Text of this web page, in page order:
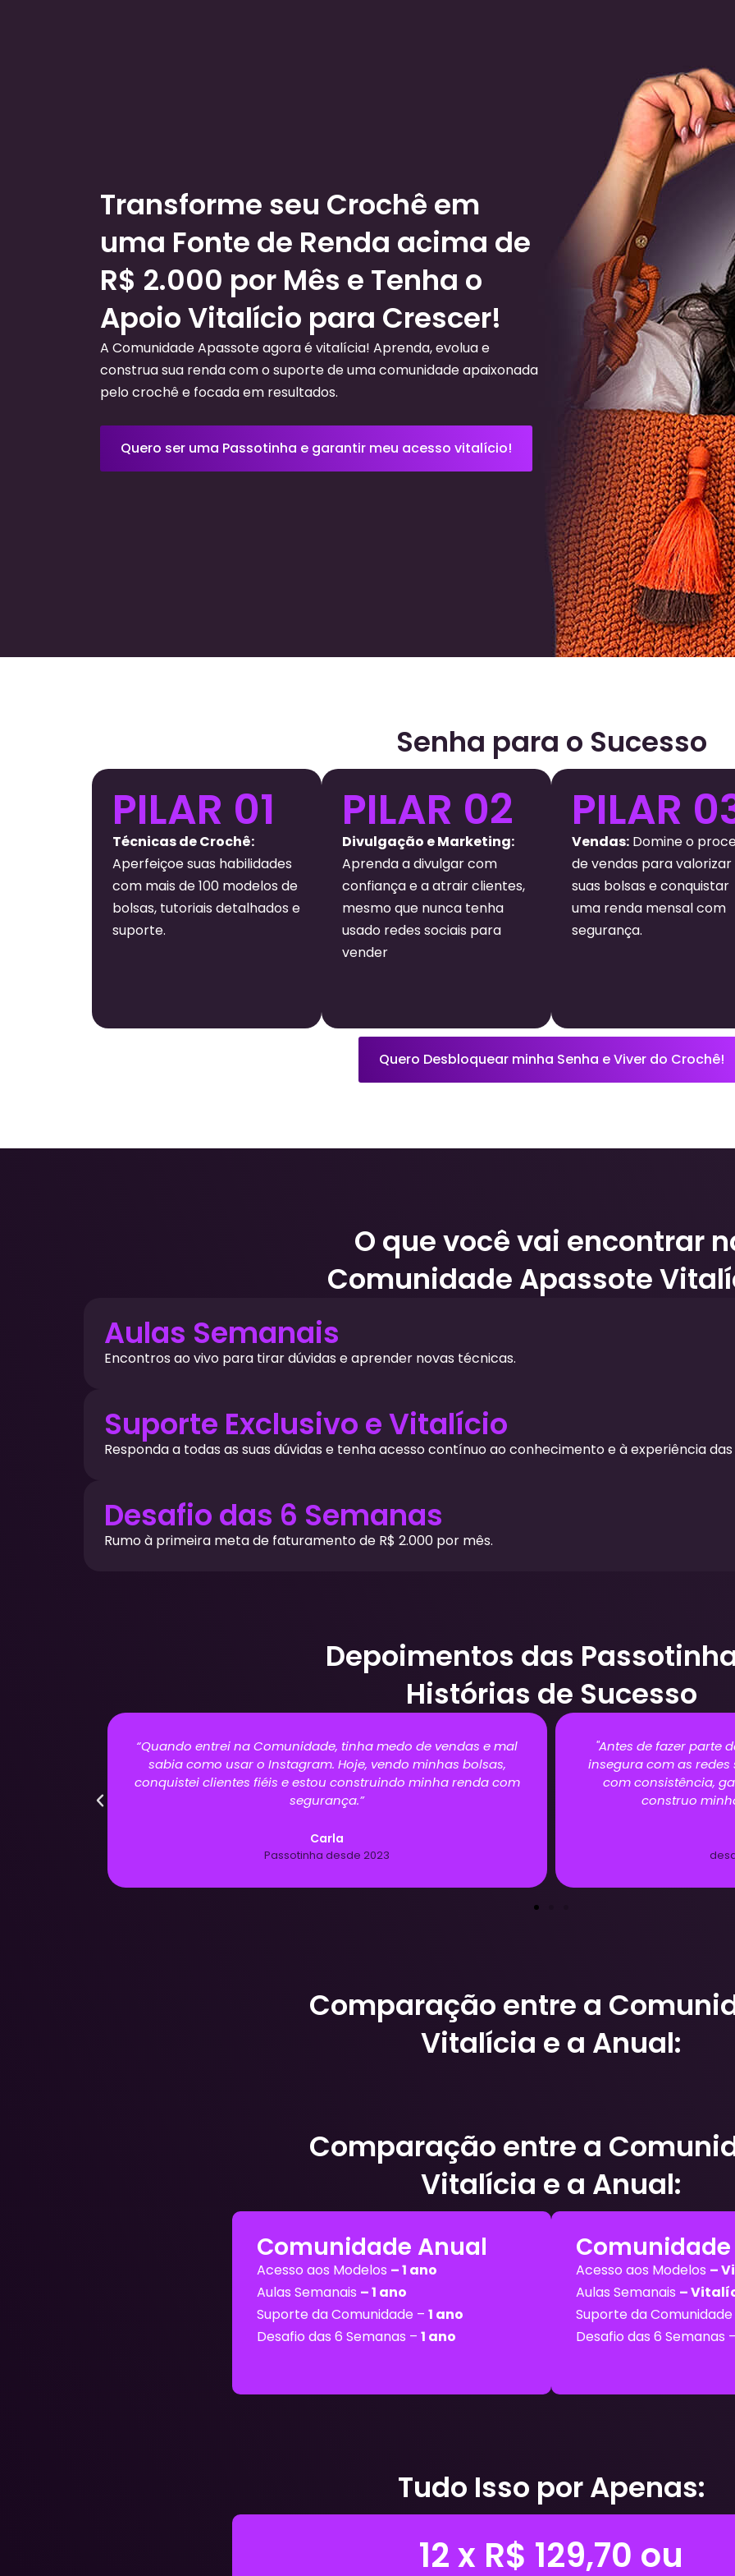
Transforme seu Crochê em
uma Fonte de Renda acima de
R$ 2.000 por Mês e Tenha o
Apoio Vitalício para Crescer!
A Comunidade Apassote agora é vitalícia! Aprenda, evolua e
construa sua renda com o suporte de uma comunidade apaixonada
pelo crochê e focada em resultados.
Quero ser uma Passotinha e garantir meu acesso vitalício!
Senha para o Sucesso
PILAR 01
Técnicas de Crochê:
Aperfeiçoe suas habilidades
com mais de 100 modelos de
bolsas, tutoriais detalhados e
suporte.
PILAR 02
Divulgação e Marketing:
Aprenda a divulgar com
confiança e a atrair clientes,
mesmo que nunca tenha
usado redes sociais para
vender
PILAR
Vendas: Domine o
de vendas para valorizar
suas bolsas e conquistar
uma renda mensal com
segurança.
Quero Desbloquear minha Senha e Viver do Crochê!
O que você vai encontrar
Comunidade Apassote
Aulas Semanais
Encontros ao vivo para tirar dúvidas e aprender novas técnicas.
Suporte Exclusivo e Vitalício
Responda a todas as suas dúvidas e tenha acesso contínuo ao conhecimento e à experiência
Desafio das 6 Semanas
Rumo à primeira meta de faturamento de R$ 2.000 por mês.
Depoimentos das
Histórias de Sucesso
"Antes de fazer parte da Comunidade, me sentia perdida e
insegura com as redes sociais. Agora, vendo meus produtos
com consistência, ganho novos clientes toda semana e
construo minha independência financeira."
Mariana
desde 2021 com a gente
"Entrei sem entender
primeiro passo.
clientes e
Comparação entre a
Vitalícia e a Anual:
Comparação entre a
Vitalícia e a Anual:
Comunidade Anual
Acesso aos Modelos – 1 ano
Aulas Semanais – 1 ano
Suporte da Comunidade – 1 ano
Desafio das 6 Semanas – 1 ano
Acesso aos Modelos –
Aulas Semanais –
Suporte da Comunidade
Desafio das 6 Semanas –
Tudo Isso por Apenas:
12 x R$ 129,70 ou